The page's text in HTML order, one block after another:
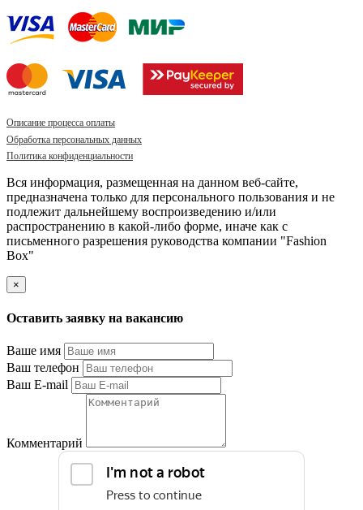
Описание процесса оплаты
Обработка персональных данных
Политика конфиденциальности
Вся информация, размещенная на данном веб-сайте,
предназначена только для персонального пользования и не
подлежит дальнейшему воспроизведению и/или
распространению в какой-либо форме, иначе как с
письменного разрешения руководства компании "Fashion
Box"
×
Оставить заявку на вакансию
Ваше имя
Ваш телефон
Ваш E-mail
Комментарий